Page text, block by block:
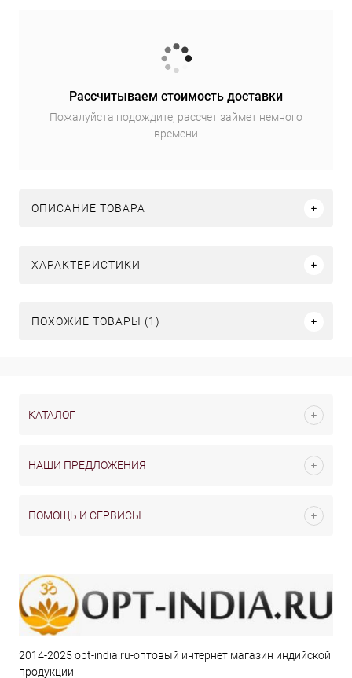
Рассчитываем стоимость доставки
Пожалуйста подождите, рассчет займет немного
времени
ОПИСАНИЕ ТОВАРА
ХАРАКТЕРИСТИКИ
ПОХОЖИЕ ТОВАРЫ (1)
КАТАЛОГ
НАШИ ПРЕДЛОЖЕНИЯ
ПОМОЩЬ И СЕРВИСЫ
2014-2025 opt-india.ru-оптовый интернет магазин индийской
продукции